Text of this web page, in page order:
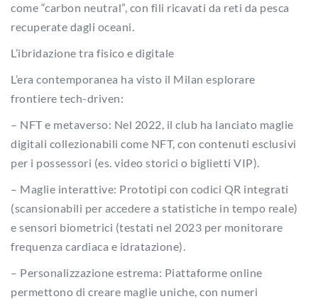
come “carbon neutral”, con fili ricavati da reti da pesca
recuperate dagli oceani.
L’ibridazione tra fisico e digitale
L’era contemporanea ha visto il Milan esplorare
frontiere tech-driven:
– NFT e metaverso: Nel 2022, il club ha lanciato maglie
digitali collezionabili come NFT, con contenuti esclusivi
per i possessori (es. video storici o biglietti VIP).
– Maglie interattive: Prototipi con codici QR integrati
(scansionabili per accedere a statistiche in tempo reale)
e sensori biometrici (testati nel 2023 per monitorare
frequenza cardiaca e idratazione).
– Personalizzazione estrema: Piattaforme online
permettono di creare maglie uniche, con numeri